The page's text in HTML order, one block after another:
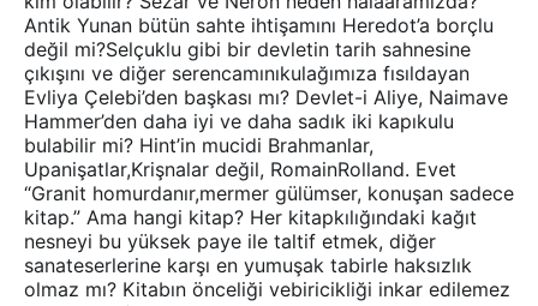
Antik Yunan bütün sahte ihtişamını Heredot’a borçlu
değil mi?Selçuklu gibi bir devletin tarih sahnesine
çıkışını ve diğer serencamınıkulağımıza fısıldayan
Evliya Çelebi’den başkası mı? Devlet-i Aliye, Naimave
Hammer’den daha iyi ve daha sadık iki kapıkulu
bulabilir mi? Hint’in mucidi Brahmanlar,
Upanişatlar,Krişnalar değil, RomainRolland. Evet
“Granit homurdanır,mermer gülümser, konuşan sadece
kitap.” Ama hangi kitap? Her kitapkılığındaki kağıt
nesneyi bu yüksek paye ile taltif etmek, diğer
sanateserlerine karşı en yumuşak tabirle haksızlık
olmaz mı? Kitabın önceliği vebiricikliği inkar edilemez